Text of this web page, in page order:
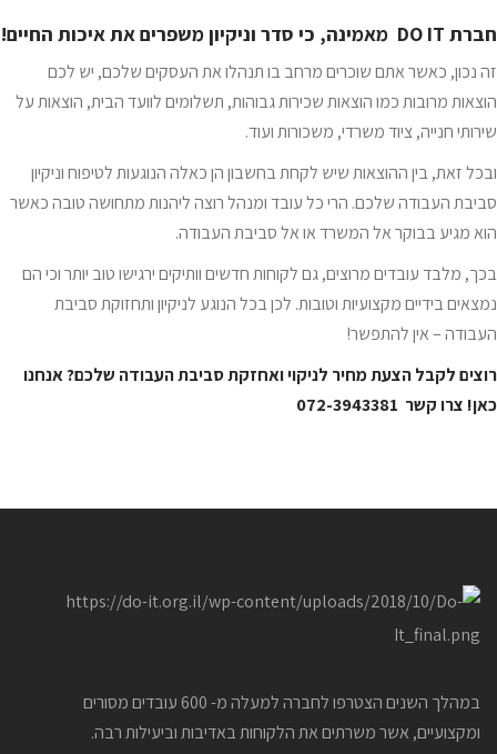
חברת DO IT מאמינה, כי סדר וניקיון משפרים את איכות החיים!
זה נכון, כאשר אתם שוכרים מרחב בו תנהלו את העסקים שלכם, יש לכם
הוצאות מרובות כמו הוצאות שכירות גבוהות, תשלומים לוועד הבית, הוצאות על
שירותי חנייה, ציוד משרדי, משכורות ועוד.
ובכל זאת, בין ההוצאות שיש לקחת בחשבון הן כאלה הנוגעות לטיפוח וניקיון
סביבת העבודה שלכם. הרי כל עובד ומנהל רוצה ליהנות מתחושה טובה כאשר
הוא מגיע בבוקר אל המשרד או אל סביבת העבודה.
בכך, מלבד עובדים מרוצים, גם לקוחות חדשים וותיקים ירגישו טוב יותר וכי הם
נמצאים בידיים מקצועיות וטובות. לכן בכל הנוגע לניקיון ותחזוקת סביבת
העבודה – אין להתפשר!
רוצים לקבל הצעת מחיר לניקוי ואחזקת סביבת העבודה שלכם? אנחנו
כאן! צרו קשר 072-3943381
במהלך השנים הצטרפו לחברה למעלה מ- 600 עובדים מסורים
ומקצועיים, אשר משרתים את הלקוחות באדיבות וביעילות רבה.